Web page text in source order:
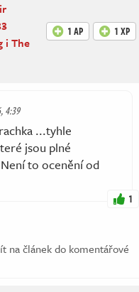
i The
1 AP 1 XP
4:39
...tyhle
jsou plné
to ocenění od
1
na článek do komentářové